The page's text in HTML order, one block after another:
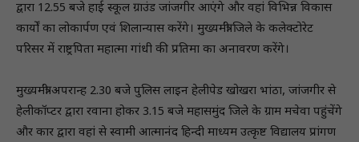
द्वारा 12.55 बजे हाई स्कूल ग्राउंड जांजगीर आएंगे और वहां विभिन्न विकास
कार्यों का लोकार्पण एवं शिलान्यास करेंगे। मुख्यमंत्री जिले के कलेक्टोरेट
परिसर में राष्ट्रपिता महात्मा गांधी की प्रतिमा का अनावरण करेंगे।
मुख्यमंत्री अपरान्ह 2.30 बजे पुलिस लाइन हेलीपेड खोखरा भांठा, जांजगीर से
हेलीकॉप्टर द्वारा रवाना होकर 3.15 बजे महासमुंद जिले के ग्राम मचेवा पहुंचेंगे
और कार द्वारा वहां से स्वामी आत्मानंद हिन्दी माध्यम उत्कृष्ट विद्यालय प्रांगण